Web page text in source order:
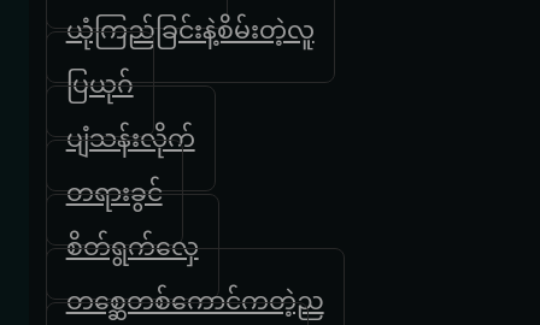
ယုံကြည်ခြင်းနဲ့စိမ်းတဲ့လူ
ပြယုဂ်
ပျံသန်းလိုက်
တရားခွင်
စိတ်ရွက်လှေ
တစ္ဆေတစ်ကောင်ကတဲ့ည